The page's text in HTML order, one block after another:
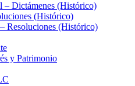
– Dictámenes (Histórico)
(Histórico)
Resoluciones (Histórico)
y Patrimonio